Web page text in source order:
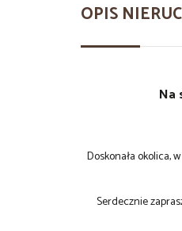
OPIS
Na
Doskonała okolica,
Serdecznie